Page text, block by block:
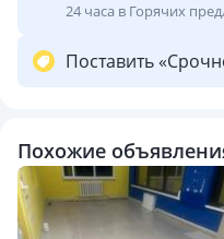
24 часа в Горячих
Поставить
Похожие